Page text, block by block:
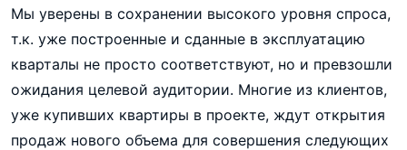
Мы уверены в сохранении высокого уровня спроса,
т.к. уже построенные и сданные в эксплуатацию
кварталы не просто соответствуют, но и превзошли
ожидания целевой аудитории. Многие из клиентов,
уже купивших квартиры в проекте, ждут открытия
продаж нового объема для совершения следующих